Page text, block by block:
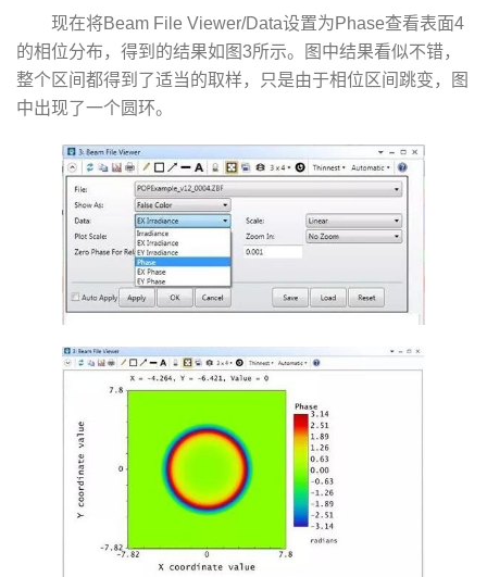
现在将Beam File Viewer/Data设置为Phase查看表面4
的相位分布，得到的结果如图3所示。图中结果看似不错，
整个区间都得到了适当的取样，只是由于相位区间跳变，图
中出现了一个圆环。